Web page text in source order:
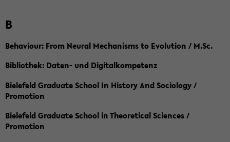
B
Behaviour: From Neural Mechanisms to Evolution / M.Sc.
Bibliothek: Daten- und Digitalkompetenz
Bielefeld Graduate School In History And Sociology /
Promotion
Bielefeld Graduate School in Theoretical Sciences /
Promotion